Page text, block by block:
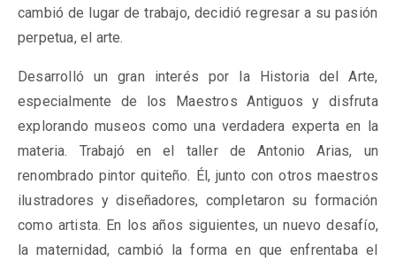
cambió de lugar de trabajo, decidió regresar a su pasión
perpetua, el arte.
Desarrolló un gran interés por la Historia del Arte,
especialmente de los Maestros Antiguos y disfruta
explorando museos como una verdadera experta en la
materia. Trabajó en el taller de Antonio Arias, un
renombrado pintor quiteño. Él, junto con otros maestros
ilustradores y diseñadores, completaron su formación
como artista. En los años siguientes, un nuevo desafío,
la maternidad, cambió la forma en que enfrentaba el